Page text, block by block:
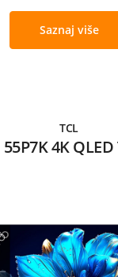
Saznaj više
TCL
55P7K 4K QLED